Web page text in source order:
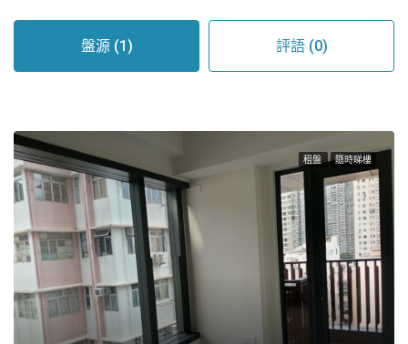
盤源 (1) 評語 (0)
租盤 隨時睇樓